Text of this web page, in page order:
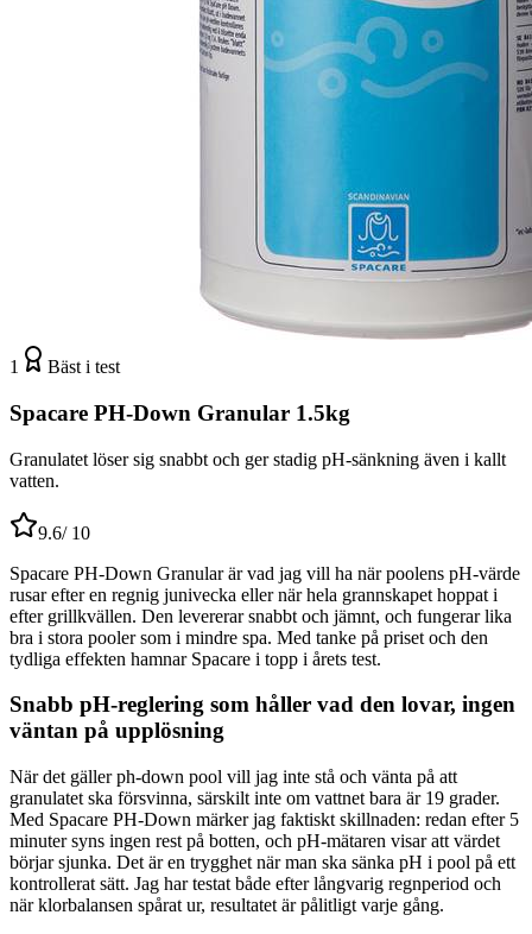
1 Bäst i test
Spacare PH-Down Granular 1.5kg
Granulatet löser sig snabbt och ger stadig pH-sänkning även i kallt
vatten.
9.6/ 10
Spacare PH-Down Granular är vad jag vill ha när poolens pH-värde
rusar efter en regnig junivecka eller när hela grannskapet hoppat i
efter grillkvällen. Den levererar snabbt och jämnt, och fungerar lika
bra i stora pooler som i mindre spa. Med tanke på priset och den
tydliga effekten hamnar Spacare i topp i årets test.
Snabb pH-reglering som håller vad den lovar, ingen
väntan på upplösning
När det gäller ph-down pool vill jag inte stå och vänta på att
granulatet ska försvinna, särskilt inte om vattnet bara är 19 grader.
Med Spacare PH-Down märker jag faktiskt skillnaden: redan efter 5
minuter syns ingen rest på botten, och pH-mätaren visar att värdet
börjar sjunka. Det är en trygghet när man ska sänka pH i pool på ett
kontrollerat sätt. Jag har testat både efter långvarig regnperiod och
när klorbalansen spårat ur, resultatet är pålitligt varje gång.